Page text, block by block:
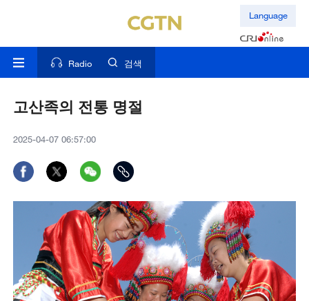
Language
Radio 검색
고산족의 전통 명절
2025-04-07 06:57:00